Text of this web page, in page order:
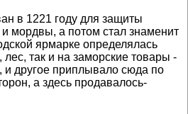
в 1221 году для защиты
и мордвы, а потом стал знаменит
ярмарке определялась
лес, так и на заморские товары -
и другое приплывало сюда по
а здесь продавалось-